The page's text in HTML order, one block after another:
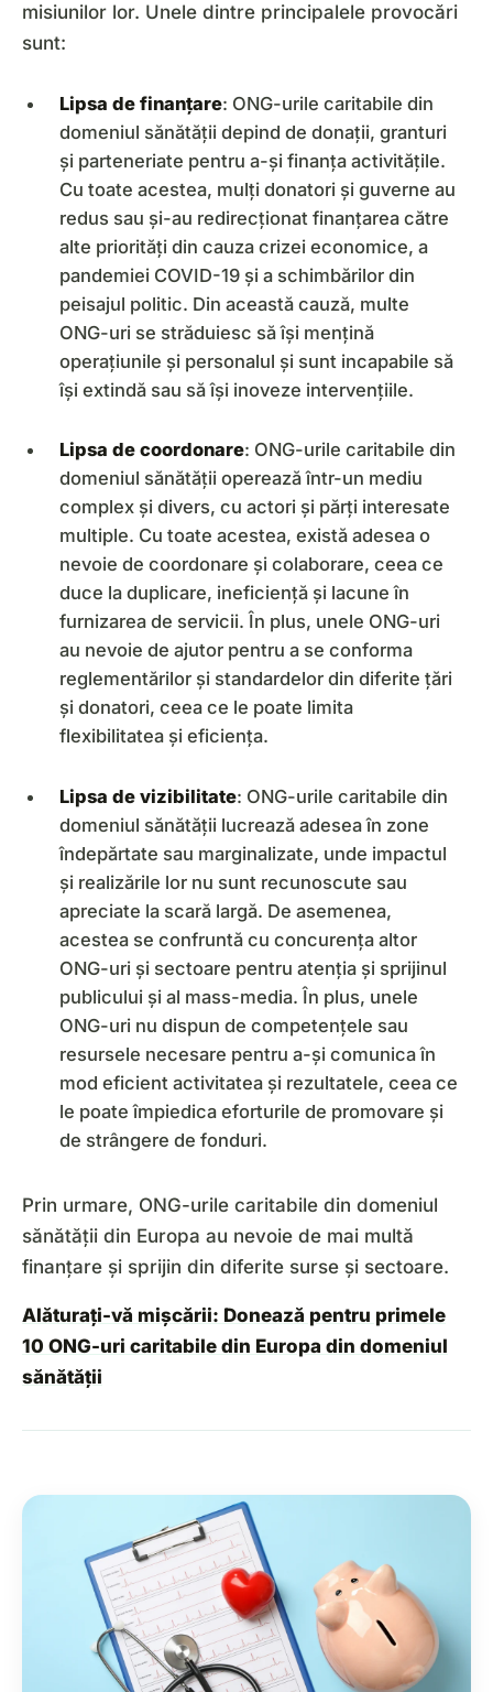
misiunilor lor. Unele dintre principalele provocări
sunt:
Lipsa de finanțare: ONG-urile caritabile din
domeniul sănătății depind de donații, granturi
și parteneriate pentru a-și finanța activitățile.
Cu toate acestea, mulți donatori și guverne au
redus sau și-au redirecționat finanțarea către
alte priorități din cauza crizei economice, a
pandemiei COVID-19 și a schimbărilor din
peisajul politic. Din această cauză, multe
ONG-uri se străduiesc să își mențină
operațiunile și personalul și sunt incapabile să
își extindă sau să își inoveze intervențiile.
Lipsa de coordonare: ONG-urile caritabile din
domeniul sănătății operează într-un mediu
complex și divers, cu actori și părți interesate
multiple. Cu toate acestea, există adesea o
nevoie de coordonare și colaborare, ceea ce
duce la duplicare, ineficiență și lacune în
furnizarea de servicii. În plus, unele ONG-uri
au nevoie de ajutor pentru a se conforma
reglementărilor și standardelor din diferite țări
și donatori, ceea ce le poate limita
flexibilitatea și eficiența.
Lipsa de vizibilitate: ONG-urile caritabile din
domeniul sănătății lucrează adesea în zone
îndepărtate sau marginalizate, unde impactul
și realizările lor nu sunt recunoscute sau
apreciate la scară largă. De asemenea,
acestea se confruntă cu concurența altor
ONG-uri și sectoare pentru atenția și sprijinul
publicului și al mass-media. În plus, unele
ONG-uri nu dispun de competențele sau
resursele necesare pentru a-și comunica în
mod eficient activitatea și rezultatele, ceea ce
le poate împiedica eforturile de promovare și
de strângere de fonduri.
Prin urmare, ONG-urile caritabile din domeniul
sănătății din Europa au nevoie de mai multă
finanțare și sprijin din diferite surse și sectoare.
Alăturați-vă mișcării: Donează pentru primele
10 ONG-uri caritabile din Europa din domeniul
sănătății